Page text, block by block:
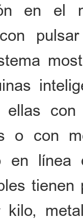
en el
ellas
o con
en línea
kilo,